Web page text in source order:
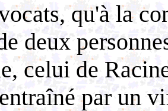
qu'à la
deux
celui de
par un